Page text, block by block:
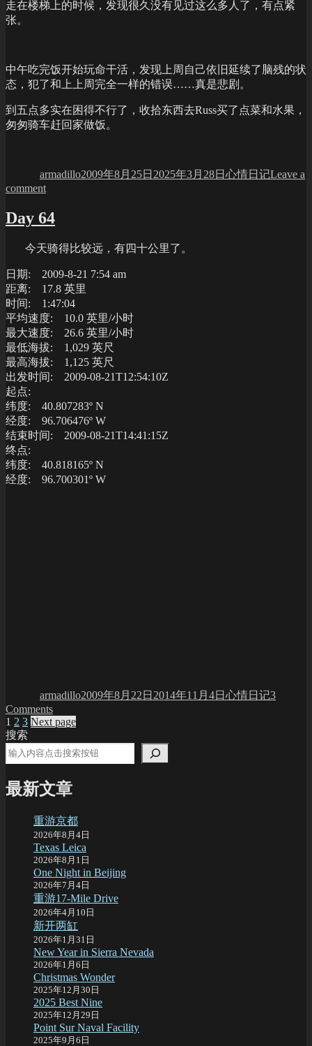
走在楼梯上的时候，发现很久没有见过这么多人了，有点紧
张。
中午吃完饭开始玩命干活，发现上周自己依旧延续了脑残的状
态，犯了和上上周完全一样的错误……真是悲剧。
到五点多实在困得不行了，收拾东西去Russ买了点菜和水果，
匆匆骑车赶回家做饭。
armadillo2009年8月25日 2025年3月28日 心情日记Leave a
commenton
学
Day 64
今天骑得比较远，有四十公里了。
日期: 2009-8-21 7:54 am
距离: 17.8 英里
时间: 1:47:04
平均速度: 10.0 英里/小时
最大速度: 26.6 英里/小时
最低海拔: 1,029 英尺
最高海拔: 1,125 英尺
出发时间: 2009-08-21T12:54:10Z
起点:
纬度: 40.807283º N
经度: 96.706476º W
结束时间: 2009-08-21T14:41:15Z
终点:
纬度: 40.818165º N
经度: 96.700301º W
armadillo2009年8月22日 2014年11月4日 心情日记3
Commentson
Day
Posts
pagination
Page
1 Page
2 Page
3 Next page
搜索
最新文章
重游京都
2026年8月4日
Texas Leica
2026年8月1日
One Night in Beijing
2026年7月4日
重游17-Mile Drive
2026年4月10日
新开两缸
2026年1月31日
New Year in Sierra Nevada
2026年1月6日
Christmas Wonder
2025年12月30日
2025 Best Nine
2025年12月29日
Point Sur Naval Facility
2025年9月6日